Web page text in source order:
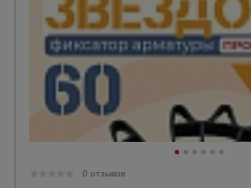
0 отзывов